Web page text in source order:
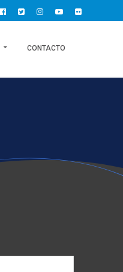
CONTACTO